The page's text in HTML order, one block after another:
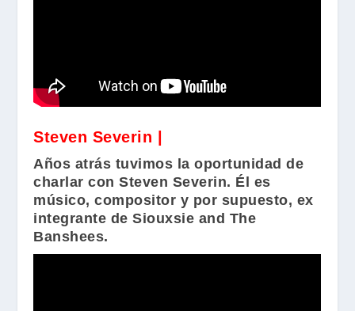
Steven Severin |
Años atrás tuvimos la oportunidad de
charlar conSteven Severin. Él es
músico, compositor y por supuesto, ex
integrante de Siouxsie and The
Banshees.